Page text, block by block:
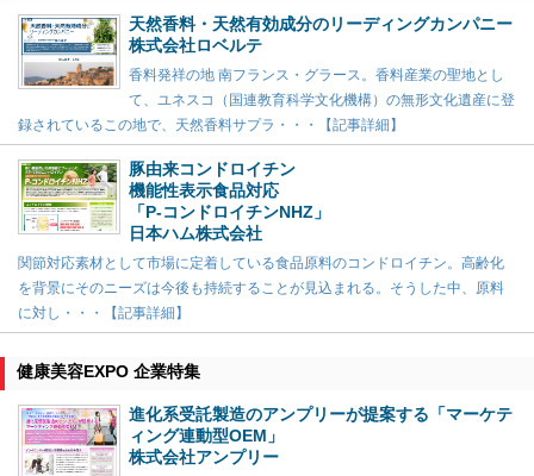
天然香料・天然有効成分のリーディングカンパニー
株式会社ロベルテ
香料発祥の地 南フランス・グラース。香料産業の聖地とし
て、ユネスコ（国連教育科学文化機構）の無形文化遺産に登
録されているこの地で、天然香料サプラ・・・【記事詳細】
豚由来コンドロイチン
機能性表示食品対応
「P-コンドロイチンNHZ」
日本ハム株式会社
関節対応素材として市場に定着している食品原料のコンドロイチン。高齢化
を背景にそのニーズは今後も持続することが見込まれる。そうした中、原料
に対し・・・【記事詳細】
健康美容EXPO 企業特集
進化系受託製造のアンプリーが提案する「マーケテ
ィング連動型OEM」
株式会社アンプリー